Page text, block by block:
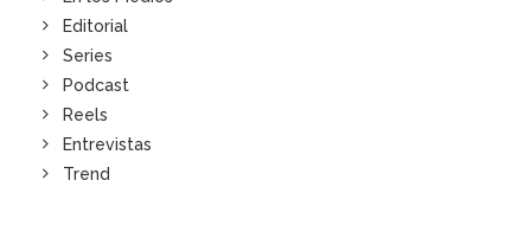
Editorial
Series
Podcast
Reels
Entrevistas
Trend